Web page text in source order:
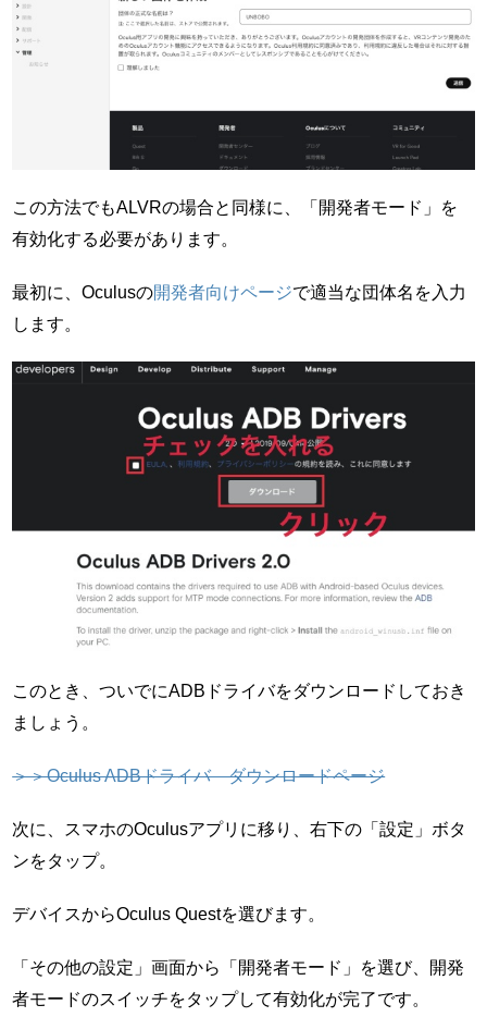
この方法でもALVRの場合と同様に、「開発者モード」を
有効化する必要があります。
最初に、Oculusの開発者向けページで適当な団体名を入力
します。
このとき、ついでにADBドライバをダウンロードしておき
ましょう。
＞＞Oculus ADBドライバ ダウンロードページ
次に、スマホのOculusアプリに移り、右下の「設定」ボタ
ンをタップ。
デバイスからOculus Questを選びます。
「その他の設定」画面から「開発者モード」を選び、開発
者モードのスイッチをタップして有効化が完了です。